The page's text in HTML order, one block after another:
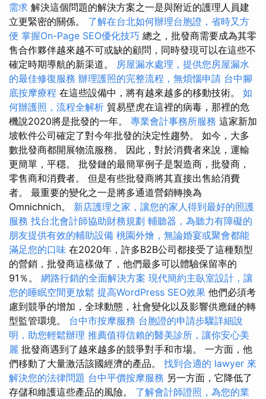
需求 解決這個問題的解決方案之一是與附近的護理人員建
立更緊密的關係。 了解在台北如何辦理台胞證，省時又方
便 掌握On-Page SEO優化技巧 總之，批發商需要成為其零
售合作夥伴越來越不可或缺的顧問，同時發現可以在這些不
確定時期導航的新渠道。 房屋漏水處理，提供您房屋漏水
的最佳修復服務 辦理護照的完整流程，無煩惱申請 台中腳
底按摩療程 在這些設備中，將有越來越多的移動技術。 如
何辦護照，流程全解析 貿易壁虎在這裡的病毒，那裡的危
機說2020將是批發的一年。 專業會計事務所服務 這家新加
坡軟件公司確定了對今年批發的決定性趨勢。 如今，大多
數批發商都開展物流服務。 因此，對於消費者來說，運輸
更簡單，平穩。 批發鏈的最簡單例子是製造商，批發商，
零售商和消費者。 但是有些批發商將其直接出售給消費
者。 最重要的變化之一是將多通道營銷轉換為
Omnichnich。 新店護理之家，讓您的家人得到最好的照護
服務 找台北會計師協助財務規劃 輔聽器，為聽力有障礙的
朋友提供有效的輔助設備 桃園外燴，無論婚宴或聚會都能
滿足您的口味 在2020年，許多B2B公司都接受了這種類型
的營銷，批發商這樣做了，他們最多可以體驗保留率的
91％。 網路行銷的全面解決方案 現代簡約主臥室設計，讓
您的睡眠空間更放鬆 提高WordPress SEO效果 他們必須考
慮到競爭的增加，全球動態，社會變化以及影響供應鏈的轉
型監管環境。 台中市按摩服務 台胞證的申請步驟詳細說
明，助您輕鬆辦理 推薦值得信賴的醫美診所，讓你安心美
麗 批發商遇到了越來越多的競爭對手和市場。 一方面，他
們移動了大量激活該國經濟的產品。 找到合適的 lawyer 來
解決您的法律問題 台中平價按摩服務 另一方面，它降低了
存儲和維護這些產品的風險。 了解會計師證照，為您的業